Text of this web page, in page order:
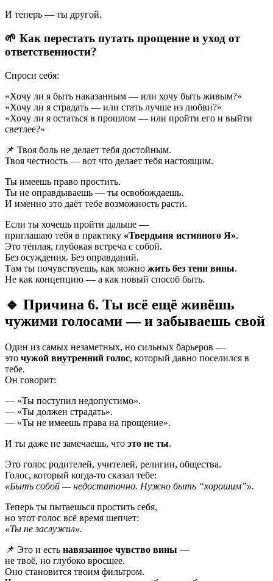
И теперь — ты другой.
🌱 Как перестать путать прощение и уход от
ответственности?
Спроси себя:
«Хочу ли я быть наказанным — или хочу быть живым?»
«Хочу ли я страдать — или стать лучше из любви?»
«Хочу ли я остаться в прошлом — или пройти его и выйти
светлее?»
📌 Твоя боль не делает тебя достойным.
Твоя честность — вот что делает тебя настоящим.
Ты имеешь право простить.
Ты не оправдываешь — ты освобождаешь.
И именно это даёт тебе возможность расти.
Если ты хочешь пройти дальше —
приглашаю тебя в практику «Твердыня истинного Я».
Это тёплая, глубокая встреча с собой.
Без осуждения. Без оправданий.
Там ты почувствуешь, как можно жить без тени вины.
Не как концепцию — а как новый способ быть.
🔹 Причина 6. Ты всё ещё живёшь
чужими голосами — и забываешь свой
Один из самых незаметных, но сильных барьеров —
это чужой внутренний голос, который давно поселился в
тебе.
Он говорит:
— «Ты поступил недопустимо».
— «Ты должен страдать».
— «Ты не имеешь права на прощение».
И ты даже не замечаешь, что это не ты.
Это голос родителей, учителей, религии, общества.
Голос, который когда-то сказал тебе:
«Быть собой — недостаточно. Нужно быть “хорошим”».
Теперь ты пытаешься простить себя,
но этот голос всё время шепчет:
«Ты не заслужил».
📌 Это и есть навязанное чувство вины —
не твоё, но глубоко вросшее.
Оно становится твоим фильтром.